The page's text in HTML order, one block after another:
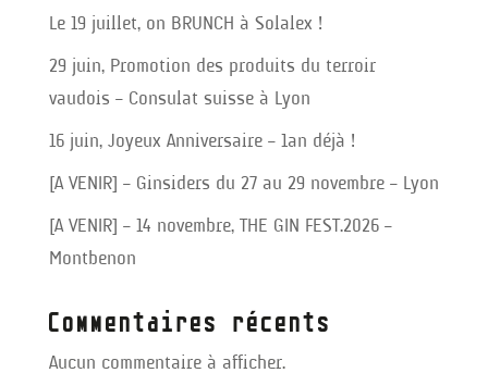
Le 19 juillet, on BRUNCH à Solalex !
29 juin, Promotion des produits du terroir
vaudois – Consulat suisse à Lyon
16 juin, Joyeux Anniversaire – 1an déjà !
[A VENIR] – Ginsiders du 27 au 29 novembre – Lyon
[A VENIR] – 14 novembre, THE GIN FEST.2026 –
Montbenon
Commentaires récents
Aucun commentaire à afficher.